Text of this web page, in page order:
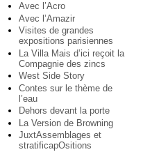
Avec l’Acro
Avec l’Amazir
Visites de grandes
expositions parisiennes
La Villa Mais d’ici reçoit la
Compagnie des zincs
West Side Story
Contes sur le thème de
l’eau
Dehors devant la porte
La Version de Browning
JuxtAssemblages et
stratificapOsitions